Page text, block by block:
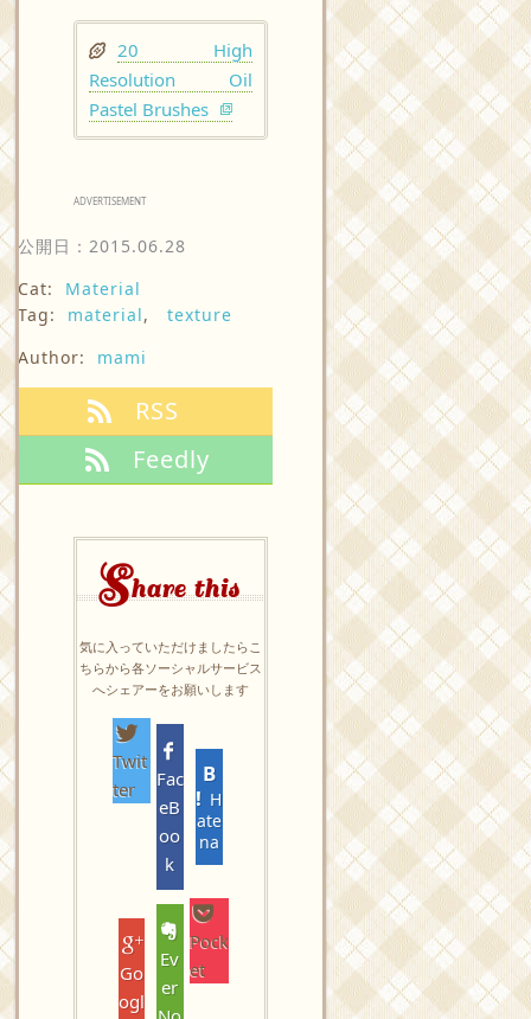
20 High
Resolution Oil
Pastel Brushes
ADVERTISEMENT
公開日： 2015.06.28
Cat:
Material
Tag:
material,
texture
Author:
mami
RSS
Feedly
Share this
気に入っていただけましたらこ
ちらから各ソーシャルサービス
へシェアーをお願いします
Twit
ter
Fac
eB
oo
k
H
ate
na
Go
ogl
Ev
er
Pock
et